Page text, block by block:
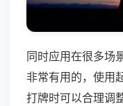
同时应用在很多场
非常有用的，使用
打牌时可以合理调